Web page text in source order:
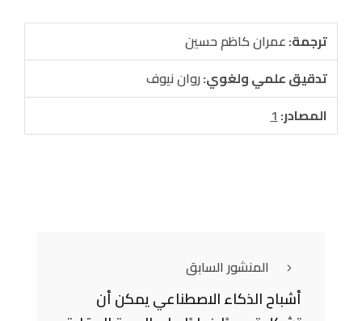
ترجمة:عمران كاظم حسين
تدقيق علمي ولغوي:روان نيوف
المصادر:1
المنشور السابق
أشباح الذكاء الاصطناعي يمكن أن